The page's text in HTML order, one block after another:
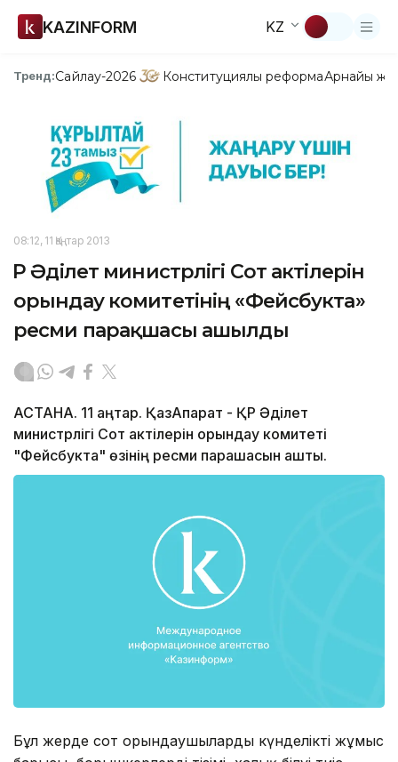
KAZINFORM KZ
Тренд:Сайлау-2026 Конституциялық реформаАрнайы
08:12, 11 Қаңтар 2013
ҚР Әділет министрлігі Сот актілерін
орындау комитетінің «Фейсбукта»
ресми парақшасы ашылды
АСТАНА. 11 қаңтар. ҚазАқпарат - ҚР Әділет
министрлігі Сот актілерін орындау комитеті
"Фейсбукта" өзінің ресми парақшасын ашты.
Бұл жерде сот орындаушылардың күнделікті жұмыс